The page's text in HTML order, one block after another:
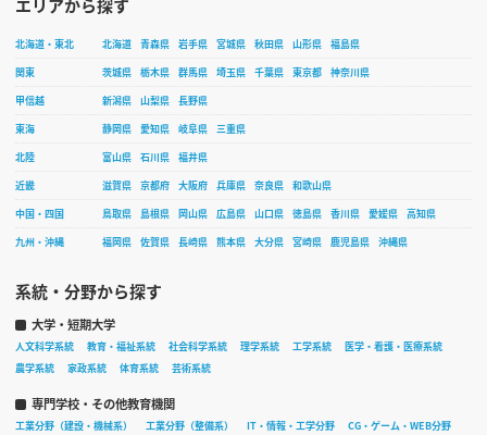
エリアから探す
北海道・東北 北海道 青森県 岩手県 宮城県 秋田県 山形県
福島県
関東
茨城県 栃木県 群馬県 埼玉県 千葉県 東京都
神奈川県
甲信越
新潟県 山梨県
長野県
東海
静岡県 愛知県 岐阜県
三重県
北陸
富山県 石川県
福井県
近畿
滋賀県 京都府 大阪府 兵庫県 奈良県
和歌山県
中国・四国
鳥取県 島根県 岡山県 広島県 山口県 徳島県 香川県 愛媛県
高知県
九州・沖縄
福岡県 佐賀県 長崎県 熊本県 大分県 宮崎県 鹿児島県 沖縄県
系統・分野から探す
大学・短期大学
人文科学系統 教育・福祉系統 社会科学系統 理学系統 工学系統
医学・看護・医療系統
農学系統
家政系統 体育系統 芸術系統
専門学校・その他教育機関
工業分野（建設・機械系） 工業分野（整備系） IT・情報・工学分野
CG・ゲーム・WEB分野